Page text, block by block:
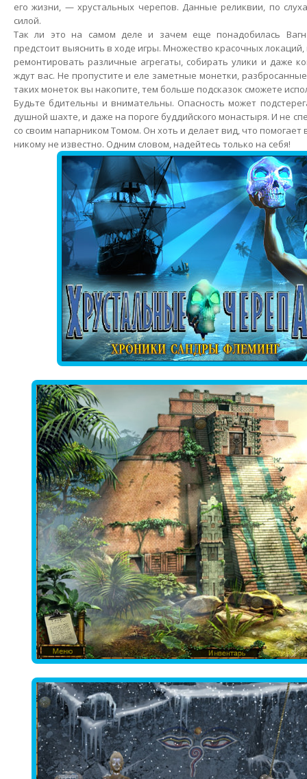
его жизни, — хрустальных черепов. Данные реликвии, по
силой.
Так ли это на самом деле и зачем еще понадобилась
предстоит выяснить в ходе игры. Множество красочных
ремонтировать различные агрегаты, собирать улики и даже
ждут вас. Не пропустите и еле заметные монетки,
таких монеток вы накопите, тем больше подсказок сможете
Будьте бдительны и внимательны. Опасность может
душной шахте, и даже на пороге буддийского монастыря. И не
со своим напарником Томом. Он хоть и делает вид, что помогает
никому не известно. Одним словом, надейтесь только на себя!